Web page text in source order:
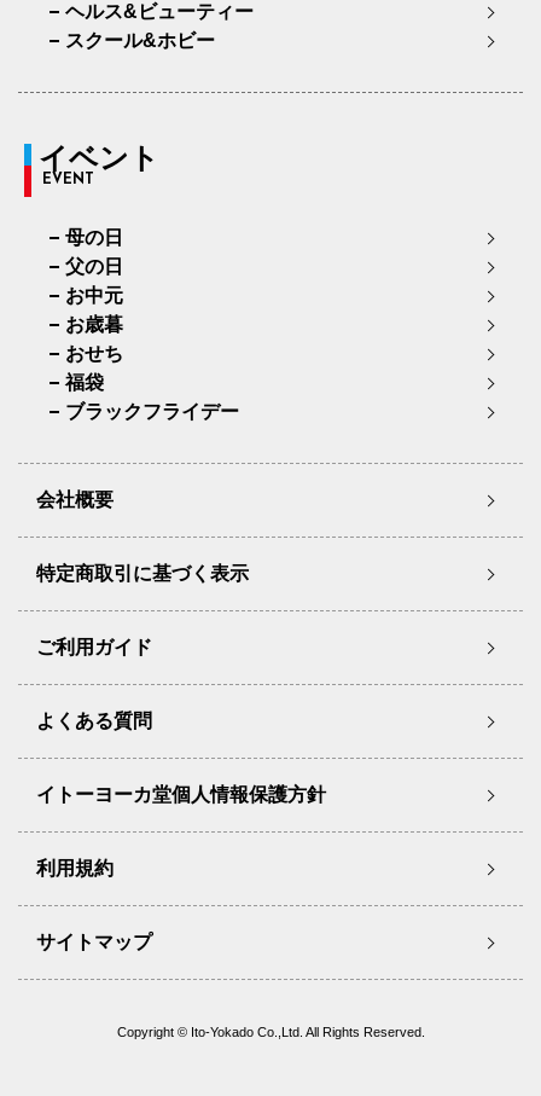
ヘルス&ビューティー
スクール&ホビー
イベント
EVENT
母の日
父の日
お中元
お歳暮
おせち
福袋
ブラックフライデー
会社概要
特定商取引に基づく表示
ご利用ガイド
よくある質問
イトーヨーカ堂個人情報保護方針
利用規約
サイトマップ
Copyright © Ito-Yokado Co.,Ltd. All Rights Reserved.